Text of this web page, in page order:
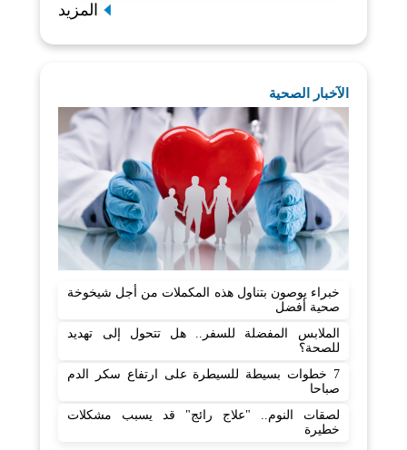
المزيد
الآخبار الصحية
خبراء يوصون بتناول هذه المكملات من أجل شيخوخة
صحية أفضل
الملابس المفضلة للسفر.. هل تتحول إلى تهديد
للصحة؟
7 خطوات بسيطة للسيطرة على ارتفاع سكر الدم
صباحا
لصقات النوم.. "علاج رائج" قد يسبب مشكلات
خطيرة